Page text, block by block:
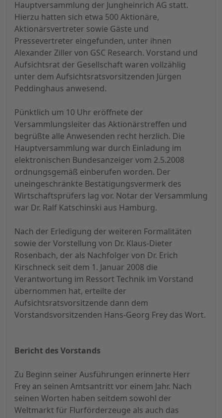
Hauptversammlung der Jungheinrich AG statt.
Hierzu hatten sich etwa 500 Aktionäre,
Aktionärsvertreter sowie Gäste und
Pressevertreter eingefunden, unter ihnen
Alexander Ziller von GSC Research. Vorstand und
Aufsichtsrat der Gesellschaft waren vollzählig
unter dem Aufsichtsratsvorsitzenden Jürgen
Peddinghaus anwesend.
Pünktlich um 10 Uhr eröffnete der
Versammlungsleiter das Aktionärstreffen und
begrüßte alle Anwesenden recht herzlich. Die
Hauptversammlung war durch Einladung im
elektronischen Bundesanzeiger vom 2.5.2008
ordnungsgemäß einberufen worden. Der
uneingeschränkte Bestätigungsvermerk des
Wirtschaftsprüfers lag vor. Notar der Versammlung
war Dr. Ralf Katschinski aus Hamburg.
Nach der Erledigung der weiteren Formalitäten
sowie der Vorstellung von Dr. Klaus-Dieter
Rosenbach, der als Nachfolger von Dr. Erich
Kirschneck seit dem 1. Januar 2008 die
Verantwortung im Ressort Technik im Vorstand
übernommen hat, erteilte der
Aufsichtsratsvorsitzende dann dem
Vorstandsvorsitzenden Hans-Georg Frey das Wort.
Bericht des Vorstands
Zu Beginn seiner Ausführungen erinnerte Herr
Frey an seinen Amtsantritt vor einem Jahr. Nach
seinen Worten haben seitdem sowohl der
Weltmarkt für Flurförderzeuge als auch das